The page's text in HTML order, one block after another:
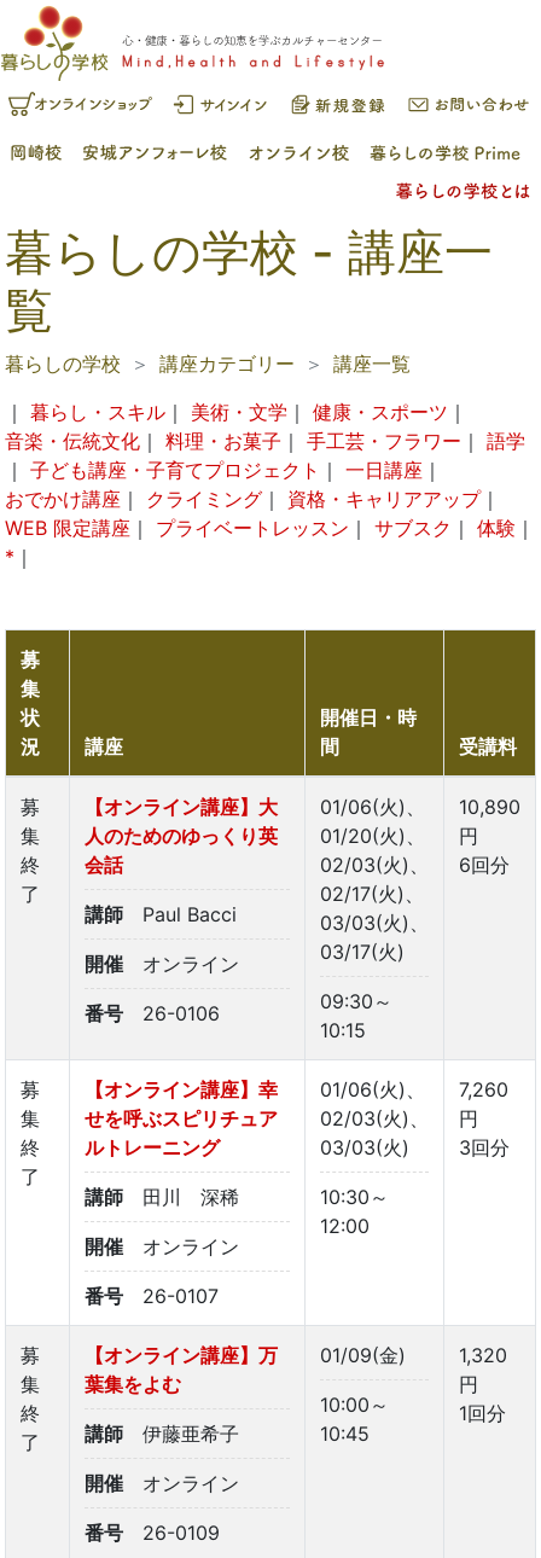
暮らしの学校 - 講座一
覧
暮らしの学校 講座カテゴリー
講座一覧
｜ 暮らし・スキル ｜ 美術・文学 ｜ 健康・スポーツ ｜
音楽・伝統文化 ｜ 料理・お菓子 ｜ 手工芸・フラワー ｜ 語学
｜ 子ども講座・子育てプロジェクト ｜ 一日講座 ｜
おでかけ講座 ｜ クライミング ｜ 資格・キャリアアップ｜
WEB 限定講座 ｜ プライベートレッスン ｜ サブスク ｜ 体験 ｜
* ｜
募
集
状
況
講座
開催日・時
間
受講料
募
集
終
了
【オンライン講座】大
人のためのゆっくり英
会話
講師 Paul Bacci
開催 オンライン
番号 26-0106
01/06(火)、
01/20(火)、
02/03(火)、
02/17(火)、
03/03(火)、
03/17(火)
09:30～
10:15
10,890
円
6回分
募
集
終
了
【オンライン講座】幸
せを呼ぶスピリチュア
ルトレーニング
講師 田川 深稀
開催 オンライン
番号 26-0107
01/06(火)、
02/03(火)、
03/03(火)
10:30～
12:00
7,260
円
3回分
募
集
終
了
【オンライン講座】万
葉集をよむ
講師 伊藤亜希子
開催 オンライン
番号 26-0109
01/09(金)
10:00～
10:45
1,320
円
1回分